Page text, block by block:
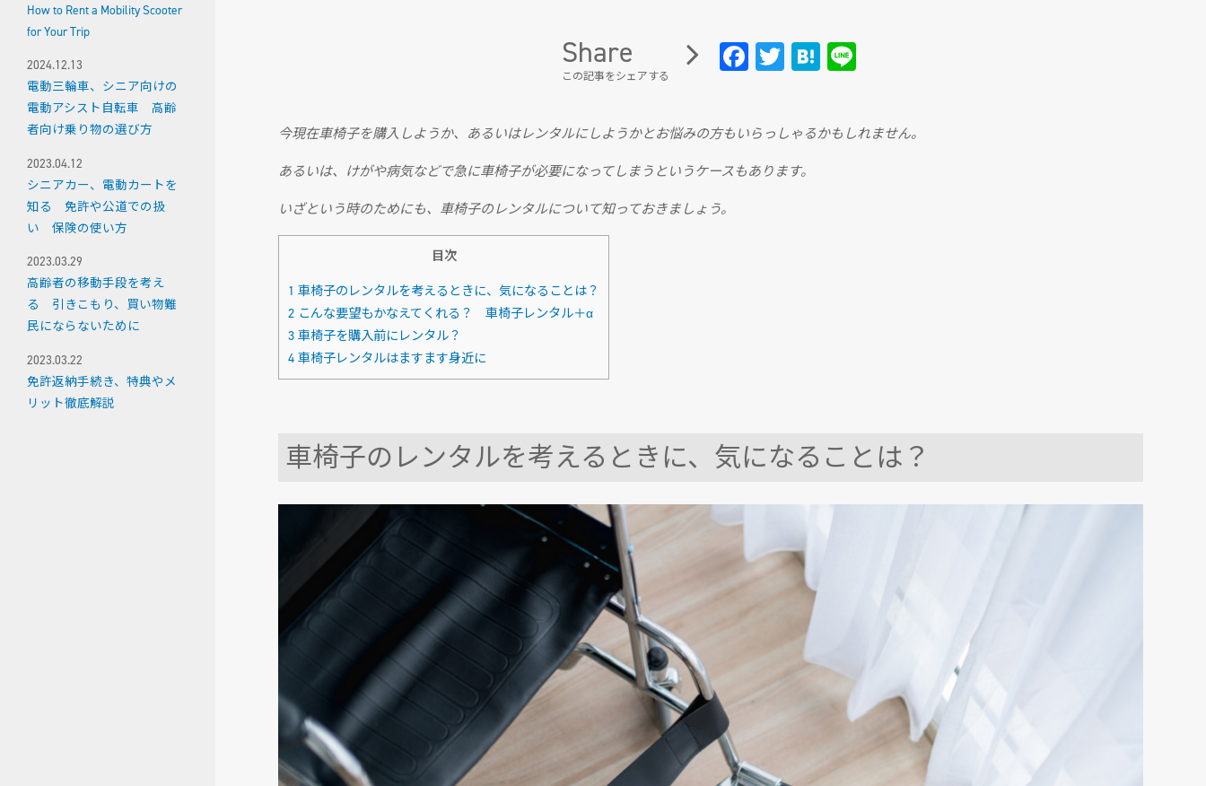
Share
この記事をシェアする
Fa
oo
k
T
er
H
n
今現在車椅子を購入しようか、あるいはレンタルにしようかとお悩みの方もいらっしゃるかもしれません。
あるいは、けがや病気などで急に車椅子が必要になってしまうというケースもあります。
いざという時のためにも、車椅子のレンタルについて知っておきましょう。
目次
1 車椅子のレンタルを考えるときに、気になることは？
2 こんな要望もかなえてくれる？ 車椅子レンタル＋α
3 車椅子を購入前にレンタル？
4 車椅子レンタルはますます身近に
車椅子のレンタルを考えるときに、気になることは？
How to Rent a Mobility Scooter
for Your Trip
2024.12.13
電動三輪車、シニア向けの
電動アシスト自転車 高齢
者向け乗り物の選び方
2023.04.12
シニアカー、電動カートを
知る 免許や公道での扱
い 保険の使い方
2023.03.29
高齢者の移動手段を考え
る 引きこもり、買い物難
民にならないために
2023.03.22
免許返納手続き、特典やメ
リット徹底解説